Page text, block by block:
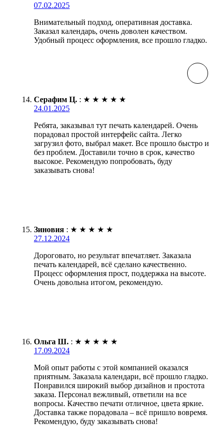
07.02.2025
Внимательный подход, оперативная доставка.
Заказал календарь, очень доволен качеством.
Удобный процесс оформления, все прошло гладко.
Серафим Ц. : ★ ★ ★ ★ ★
24.01.2025
Ребята, заказывал тут печать календарей. Очень
порадовал простой интерфейс сайта. Легко
загрузил фото, выбрал макет. Все прошло быстро и
без проблем. Доставили точно в срок, качество
высокое. Рекомендую попробовать, буду
заказывать снова!
Зиновия : ★ ★ ★ ★ ★
27.12.2024
Дороговато, но результат впечатляет. Заказала
печать календарей, всё сделано качественно.
Процесс оформления прост, поддержка на высоте.
Очень довольна итогом, рекомендую.
Ольга Ш. : ★ ★ ★ ★ ★
17.09.2024
Мой опыт работы с этой компанией оказался
приятным. Заказала календари, всё прошло гладко.
Понравился широкий выбор дизайнов и простота
заказа. Персонал вежливый, ответили на все
вопросы. Качество печати отличное, цвета яркие.
Доставка также порадовала – всё пришло вовремя.
Рекомендую, буду заказывать снова!